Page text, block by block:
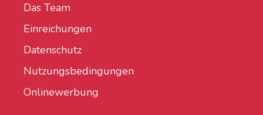
Das Team
Einreichungen
Datenschutz
Nutzungsbedingungen
Onlinewerbung